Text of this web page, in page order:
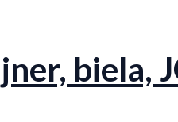
biela,